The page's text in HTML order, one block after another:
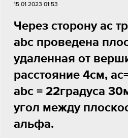
15.01.2023 01:53
Через сторону ac
abc проведена
удаленная от
расстояние 4см,
abc = 22градуса
угол между
альфа.